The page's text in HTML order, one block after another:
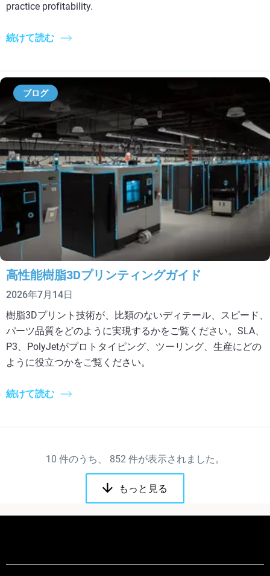
practice profitability.
続けて読む
ブログ
高性能樹脂3Dプリンティングガイド
2026年7月14日
樹脂3Dプリント技術が、比類のないディテール、スピード、
パーツ品質をどのように実現するかをご覧ください。SLA、
P3、PolyJetがプロトタイピング、ツーリング、生産にどの
ように役立つかをご覧ください。
続けて読む
10 件のうち、 852件が表示されました。
もっと見る